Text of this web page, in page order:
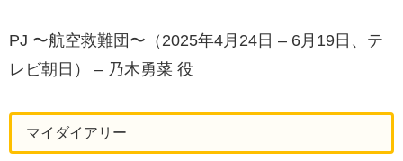
PJ 〜航空救難団〜（2025年4月24日 – 6月19日、テ
レビ朝日） – 乃木勇菜 役
マイダイアリー